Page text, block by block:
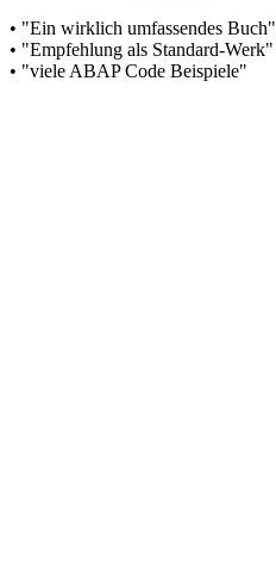
• "Ein wirklich umfassendes Buch"
• "Empfehlung als Standard-Werk"
• "viele ABAP Code Beispiele"